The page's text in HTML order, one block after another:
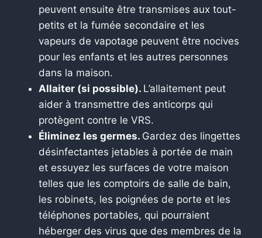
peuvent ensuite être transmises aux tout-
petits et la fumée secondaire et les
vapeurs de vapotage peuvent être nocives
pour les enfants et les autres personnes
dans la maison.
Allaiter (si possible). L’allaitement peut
aider à transmettre des anticorps qui
protègent contre le VRS.
Éliminez les germes. Gardez des lingettes
désinfectantes jetables à portée de main
et essuyez les surfaces de votre maison
telles que les comptoirs de salle de bain,
les robinets, les poignées de porte et les
téléphones portables, qui pourraient
héberger des virus que des membres de la